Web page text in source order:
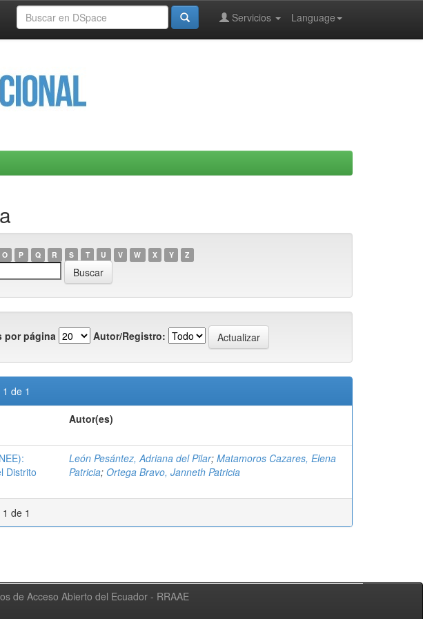
Language
Servicios
O P Q R S T U V W X Y Z
por página Autor/Registro:
de 1
Autor(es)
Distrito
León Pesántez, Adriana del Pilar; Matamoros Cazares, Elena
Patricia; Ortega Bravo, Janneth Patricia
de 1
de Acceso Abierto del Ecuador - RRAAE